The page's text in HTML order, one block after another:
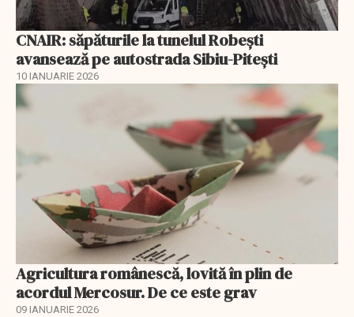
CNAIR: săpăturile la tunelul Robești
avansează pe autostrada Sibiu-Pitești
10 IANUARIE 2026
Agricultura românescă, lovită în plin de
acordul Mercosur. De ce este grav
09 IANUARIE 2026